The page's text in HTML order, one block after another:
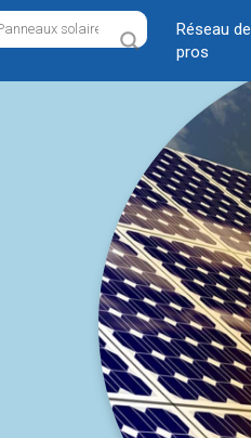
Réseau de
pros